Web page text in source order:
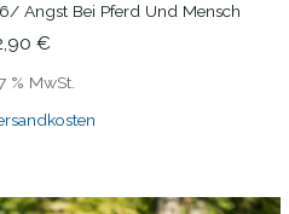
WARENKORB
Angst Bei Pferd Und Mensch
€
% MwSt.